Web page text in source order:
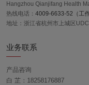
Hangzhou Qianjifang Health
热线电话：4009-6633-52（工
地址：浙江省杭州市上城区
业务联系
产品咨询
白 芷：18258176887